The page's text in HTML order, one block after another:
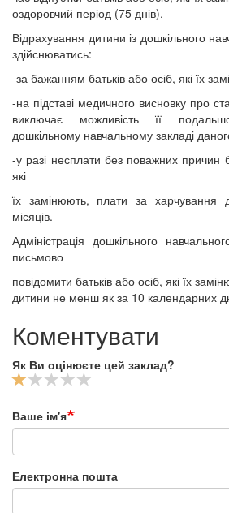
оздоровчий період (75 днів).
Відрахування дитини із дошкільного
здійснюватись:
-за бажанням батьків або осіб, які їх
-на підставі медичного висновку про
виключає можливість її
дошкільному навчальному закладі
-у разі несплати без поважних причин
які
їх замінюють, плати за харчування
місяців.
Адміністрація дошкільного
письмово
повідомити батьків або осіб, які їх
дитини не менш як за 10 календарних
Коментувати
Як Ви оцінюєте цей заклад?
Ваше ім'я
Електронна пошта